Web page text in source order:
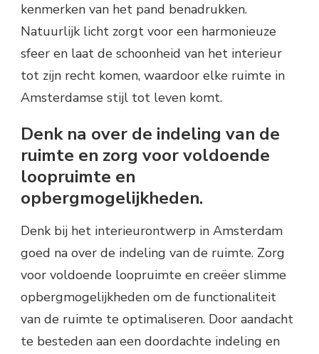
kenmerken van het pand benadrukken.
Natuurlijk licht zorgt voor een harmonieuze
sfeer en laat de schoonheid van het interieur
tot zijn recht komen, waardoor elke ruimte in
Amsterdamse stijl tot leven komt.
Denk na over de indeling van de
ruimte en zorg voor voldoende
loopruimte en
opbergmogelijkheden.
Denk bij het interieurontwerp in Amsterdam
goed na over de indeling van de ruimte. Zorg
voor voldoende loopruimte en creëer slimme
opbergmogelijkheden om de functionaliteit
van de ruimte te optimaliseren. Door aandacht
te besteden aan een doordachte indeling en